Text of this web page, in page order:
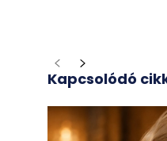
Kapcsolódó